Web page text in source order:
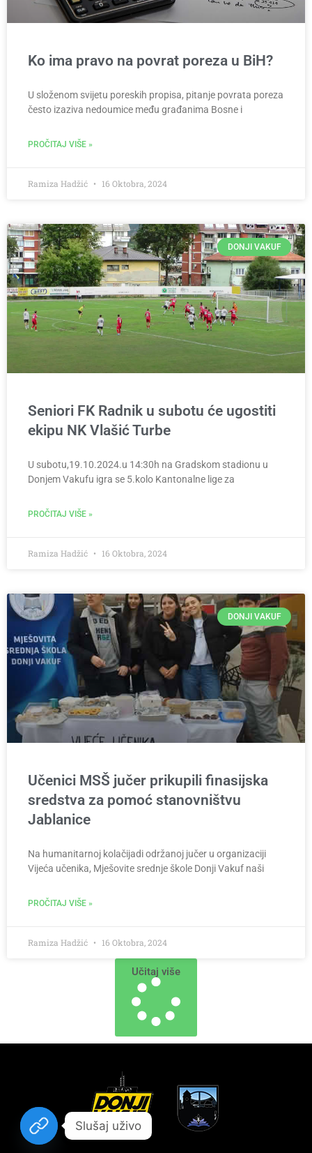
Ko ima pravo na povrat poreza u BiH?
U složenom svijetu poreskih propisa, pitanje povrata poreza
često izaziva nedoumice među građanima Bosne i
PROČITAJ VIŠE »
Ramiza Hadžić 16 Oktobra, 2024
DONJI VAKUF
Seniori FK Radnik u subotu će ugostiti
ekipu NK Vlašić Turbe
U subotu,19.10.2024.u 14:30h na Gradskom stadionu u
Donjem Vakufu igra se 5.kolo Kantonalne lige za
PROČITAJ VIŠE »
Ramiza Hadžić 16 Oktobra, 2024
DONJI VAKUF
Učenici MSŠ jučer prikupili finasijska
sredstva za pomoć stanovništvu
Jablanice
Na humanitarnoj kolačijadi održanoj jučer u organizaciji
Vijeća učenika, Mješovite srednje škole Donji Vakuf naši
PROČITAJ VIŠE »
Ramiza Hadžić 16 Oktobra, 2024
Učitaj više
Slušaj uživo